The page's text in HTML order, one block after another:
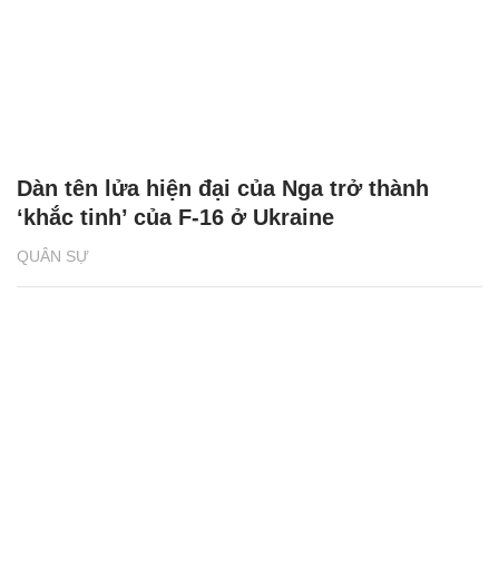
QUÂN SỰ
Dàn tên lửa hiện đại của Nga trở thành
‘khắc tinh’ của F-16 ở Ukraine